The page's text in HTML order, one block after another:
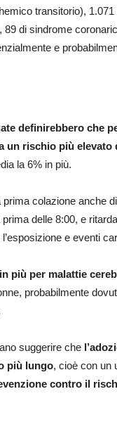
transitorio),
89 di sindrome
e
definirebbero che
un rischio più elevato
la 6% in più.
colazione anche
delle 8:00, e
e eventi
più per malattie
probabilmente
suggerire che
più lungo, cioè con un
contro il